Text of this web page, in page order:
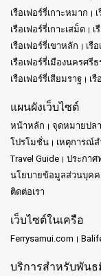
เรือเฟอร์รี่เกาะหมาก
เรือเฟอร์รี่เกาะเสม็ด
เ
เรือเฟอร์รี่เขาหลัก
เรื
เรือเฟอร์รี่เมืองนครศรี
เรือเฟอร์รี่เสียมราฐ
เ
แผนผังเว็บไซต์
หน้าหลัก จุดหมายปล
โปรโมชั่น
เหตุการณ์
Travel Guide
ประกาศ
นโยบายข้อมูลส่วนบุค
ติดต่อเรา
เว็บไซต์ในเครือ
Ferrysamui.com
บริการสำหรับพันธ